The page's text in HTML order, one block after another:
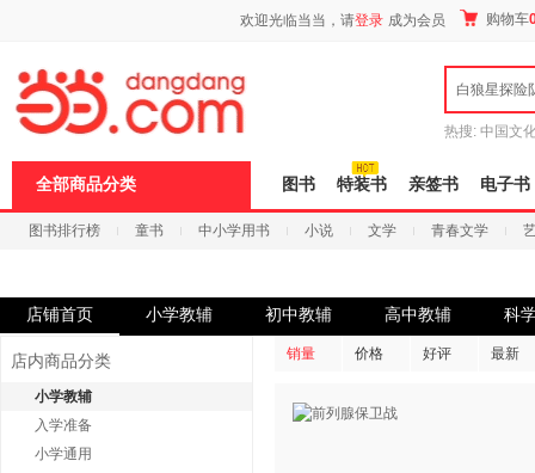
欢迎光临当当，请登录 成为会员 购物车
白狼星探险
热搜: 中国文
全部商品分类 图书 特装书 亲签书 电子书
图书排行榜 童书 中小学用书 小说 文学 青春文学
店铺首页 小学教辅 初中教辅 高中教辅 科
店内商品分类
小学教辅
入学准备
小学通用
销量 价格 好评 最新
页
浪
键
打